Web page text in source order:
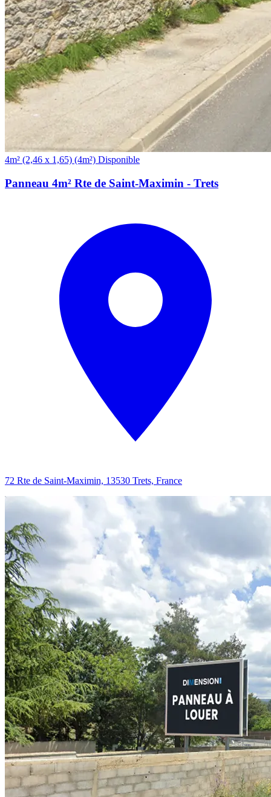
(4m²)
72 Rte de Saint-Maximin, 13530 Trets, France